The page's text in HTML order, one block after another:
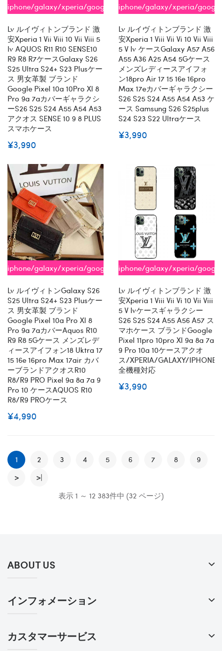
iphone/galaxy/xperia/google/aquos
Lv ルイヴィトンブランド 激
安xperia 1 Vii Viii 10 Vii Viii 5
Iv AQUOS R11 R10 SENSE10
R9 R8 R7ケースGalaxy S26
S25 Ultra S24+ S23 Plusケー
ス 男女革製 ブランド
Google Pixel 10a 10Pro Xl 8
Pro 9a 7aカバーギャラクシ
ーs26 S25 S24 A55 A54 A53
アクオス SENSE 10 9 8 PLUS
スマホケース
¥3,990
iphone/galaxy/xperia/
Lv ルイヴィトンブランド 激
安xperia 1 Viii Vii Vi 10 Vii Viii
5 V Iv ケースGalaxy A57 A56
A55 A36 A25 A54 5Gケース
メンズレディースアイフォ
ン18pro Air 17 15 16e 16pro
Max 17eカバーギャラクシー
S26 S25 S24 A55 A54 A53 ケ
ース Samsung S26 S25plus
S24 S23 S22 Ultraケース
¥3,990
iphone/galaxy/xperia/google/aquos
Lv ルイヴィトンGalaxy S26
S25 Ultra S24+ S23 Plusケー
ス 男女革製 ブランド
Google Pixel 10a Pro Xl 8
Pro 9a 7aカバーaquos R10
R9 R8 5Gケース メンズレデ
ィースアイフォン18 Uktra 17
15 16e 16pro Max 17air カバ
ーブランドアクオスR10
R8/R9 PRO Pixel 9a 8a 7a 9
Pro 10 ケースAQUOS R10
R8/R9 PROケース
¥4,990
iphone/galaxy/xperia/
Lv ルイヴィトンブランド 激
安xperia 1 Viii Vii Vi 10 Vii Viii
5 V Ivケースギャラクシー
S26 S25 S24 A55 A56 A57 ス
マホケース ブランドgoogle
Pixel 11pro 10pro Xl 9a 8a 7a
9 Pro 10a 10ケースアクオ
ス/XPERIA/GALAXY/IPHONE
全機種対応
¥3,990
1 2 3 4 5 6 7 8
9
>
>|
表示 1 ～ 12 383件中 (32 ページ)
ABOUT US
インフォメーション
カスタマーサービス